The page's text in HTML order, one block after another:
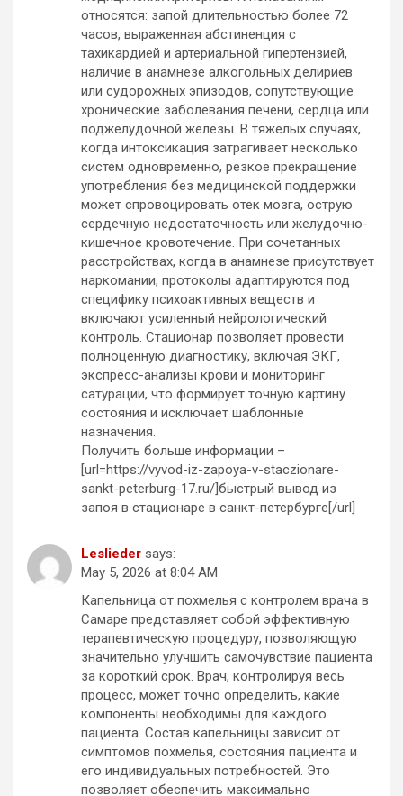
относятся: запой длительностью более 72
часов, выраженная абстиненция с
тахикардией и артериальной гипертензией,
наличие в анамнезе алкогольных делириев
или судорожных эпизодов, сопутствующие
хронические заболевания печени, сердца или
поджелудочной железы. В тяжелых случаях,
когда интоксикация затрагивает несколько
систем одновременно, резкое прекращение
употребления без медицинской поддержки
может спровоцировать отек мозга, острую
сердечную недостаточность или желудочно-
кишечное кровотечение. При сочетанных
расстройствах, когда в анамнезе присутствует
наркомании, протоколы адаптируются под
специфику психоактивных веществ и
включают усиленный нейрологический
контроль. Стационар позволяет провести
полноценную диагностику, включая ЭКГ,
экспресс-анализы крови и мониторинг
сатурации, что формирует точную картину
состояния и исключает шаблонные
назначения.
Получить больше информации –
[url=https://vyvod-iz-zapoya-v-staczionare-
sankt-peterburg-17.ru/]быстрый вывод из
запоя в стационаре в санкт-петербурге[/url]
Leslieder says:
May 5, 2026 at 8:04 AM
Капельница от похмелья с контролем врача в
Самаре представляет собой эффективную
терапевтическую процедуру, позволяющую
значительно улучшить самочувствие пациента
за короткий срок. Врач, контролируя весь
процесс, может точно определить, какие
компоненты необходимы для каждого
пациента. Состав капельницы зависит от
симптомов похмелья, состояния пациента и
его индивидуальных потребностей. Это
позволяет обеспечить максимально